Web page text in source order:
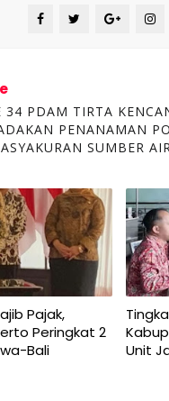
34 PDAM TIRTA
PENANAMAN
SUMBER
Pajak,
Peringkat 2
Bali
Unit